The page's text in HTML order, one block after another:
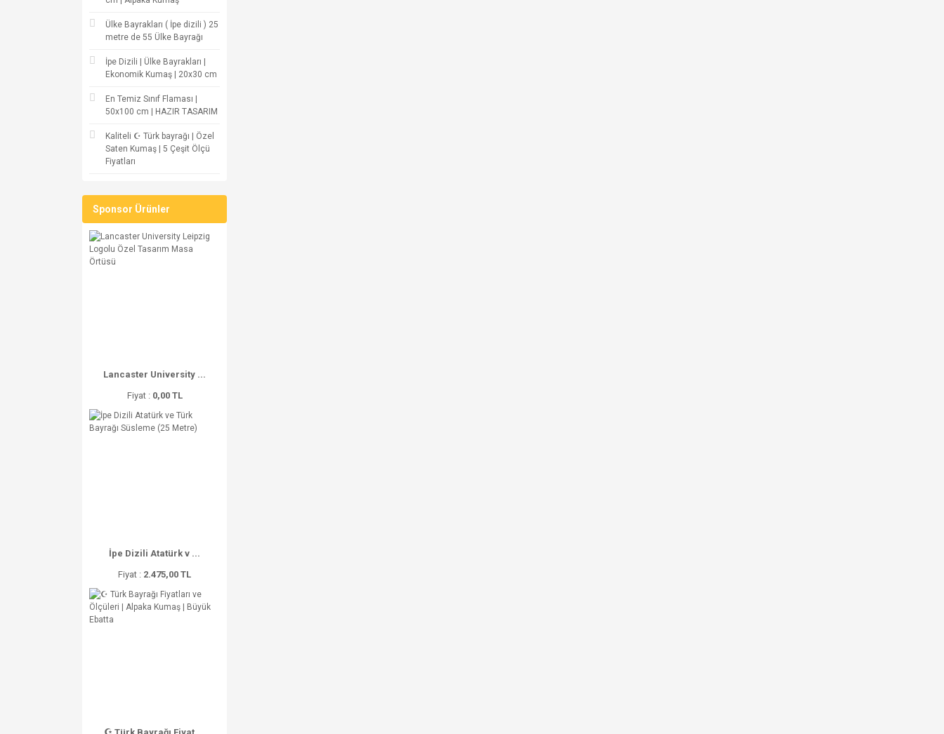
Ülke Bayrakları ( İpe dizili ) 25
metre de 55 Ülke Bayrağı
İpe Dizili | Ülke Bayrakları |
Ekonomik Kumaş | 20x30 cm
En Temiz Sınıf Flaması |
50x100 cm | HAZIR TASARIM
Kaliteli ☪ Türk bayrağı | Özel
Saten Kumaş | 5 Çeşit Ölçü
Fiyatları
Sponsor Ürünler
Lancaster University ...
Fiyat : 0,00 TL
İpe Dizili Atatürk v ...
Fiyat : 2.475,00 TL